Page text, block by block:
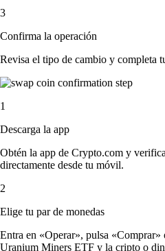
3
Confirma la operación
Revisa el tipo de cambio y completa
1
Descarga la app
Obtén la app de Crypto.com y
directamente desde tu móvil.
2
Elige tu par de monedas
Entra en «Operar», pulsa
Uranium Miners ETF y la cripto o